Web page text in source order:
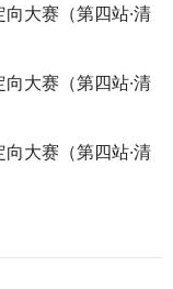
大赛（第四站·清
大赛（第四站·清
大赛（第四站·清